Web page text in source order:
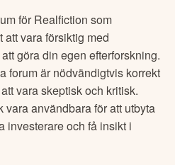
för Realfiction som
att vara försiktig med
göra din egen efterforskning.
forum är nödvändigtvis korrekt
vara skeptisk och kritisk.
användbara för att utbyta
investerare och få insikt i